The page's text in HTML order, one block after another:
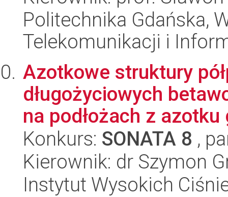
Politechnika Gdańska,
Telekomunikacji i
Azotkowe struktury
długożyciowych
na podłożach z azotku
Konkurs: SONATA 8 ,
Kierownik: dr Szymon
Instytut Wysokich